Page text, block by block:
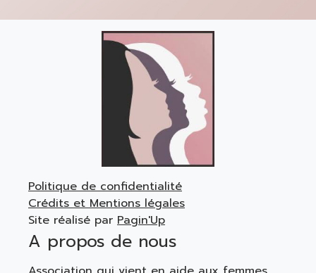
Politique de confidentialité
Crédits et Mentions légales
Site réalisé par Pagin'Up
A propos de nous